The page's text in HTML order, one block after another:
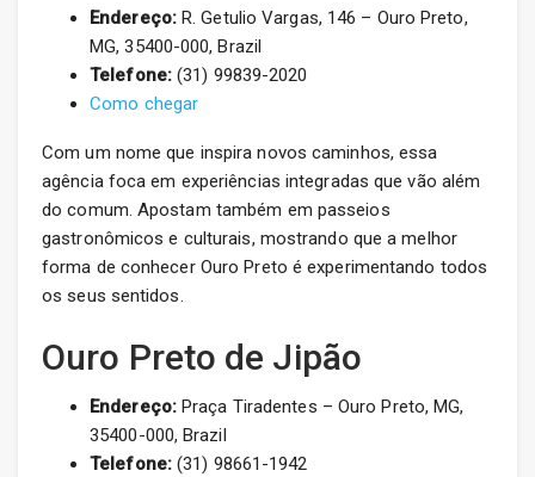
Endereço:R. Getulio Vargas, 146 – Ouro Preto,
MG, 35400-000, Brazil
Telefone:(31) 99839-2020
Como chegar
Com um nome que inspira novos caminhos, essa
agência foca em experiências integradas que vão além
do comum. Apostam também em passeios
gastronômicos e culturais, mostrando que a melhor
forma de conhecer Ouro Preto é experimentando todos
os seus sentidos.
Ouro Preto de Jipão
Endereço:Praça Tiradentes – Ouro Preto, MG,
35400-000, Brazil
Telefone:(31) 98661-1942